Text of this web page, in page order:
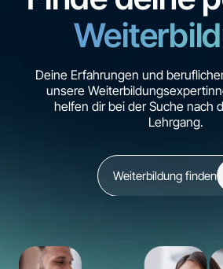
Deine Erfahrungen und
unsere
helfen dir bei der Suche nach
Lehrgang.
Weiterbildung finden